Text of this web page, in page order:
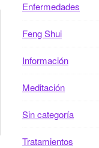
Enfermedades
Feng Shui
Información
Meditación
Sin categoría
Tratamientos